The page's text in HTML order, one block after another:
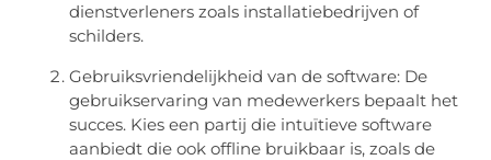
dienstverleners zoals installatiebedrijven of
schilders.
Gebruiksvriendelijkheid van de software: De
gebruikservaring van medewerkers bepaalt het
succes. Kies een partij die intuïtieve software
aanbiedt die ook offline bruikbaar is, zoals de